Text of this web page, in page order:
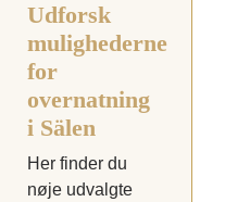
Udforsk
mulighederne
for
overnatning
i Sälen
Her finder du
nøje udvalgte